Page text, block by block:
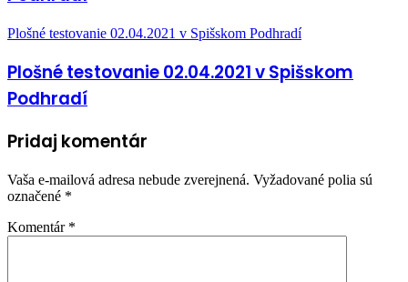
Plošné testovanie 02.04.2021 v Spišskom Podhradí
Plošné testovanie 02.04.2021 v Spišskom
Podhradí
Pridaj komentár
Vaša e-mailová adresa nebude zverejnená. Vyžadované polia sú
označené *
Komentár *